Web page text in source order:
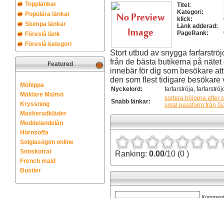
Topplänkar
Populära länkar
Slumpa länkar
Föreslå länk
Föreslå kategori
Featured
Möhippa
Mäklare Malmö
Kryssning
Maskeradkläder
Meddelandelån
Hörnsoffa
Solglasögon online
Snöskotrar
French maid
Bustier
Titel:
Kategori:
klick:
Länk adderad:
PageRank:
Stort utbud av snygga
från de bästa butikerna på
innebär för dig som besökare
den som flest tidigare besökare
Nyckelord:
farfarströja,
Snabb länkar:
sortera tröjorna efter
smal passform från
Ranking: 0.00/10 (0 )